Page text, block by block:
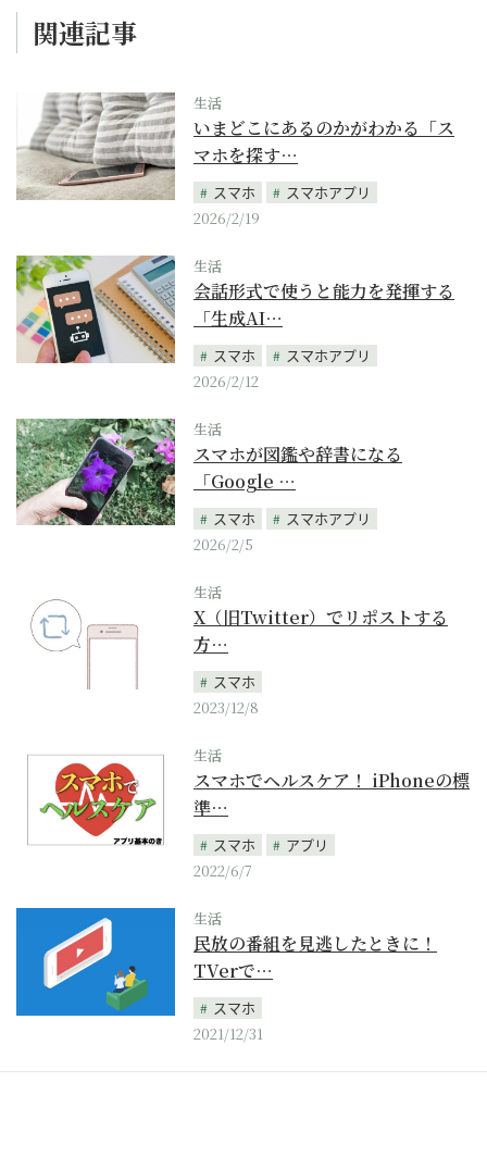
関連記事
生活
いまどこにあるのかがわかる「ス
マホを探す…
スマホ
スマホアプリ
2026/2/19
生活
会話形式で使うと能力を発揮する
「生成AI…
スマホ
スマホアプリ
2026/2/12
生活
スマホが図鑑や辞書になる
「Google …
スマホ
スマホアプリ
2026/2/5
生活
X（旧Twitter）でリポストする
方…
スマホ
2023/12/8
生活
スマホでヘルスケア！ iPhoneの標
準…
スマホ
アプリ
2022/6/7
生活
民放の番組を見逃したときに！
TVerで…
スマホ
2021/12/31